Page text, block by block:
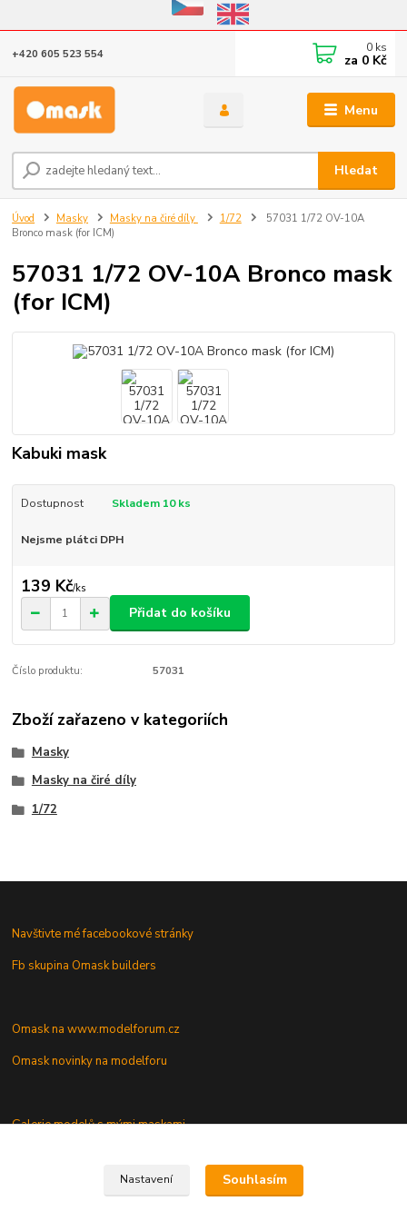
Eshop v provozu do 31.10.2026
Menu
Hledat
+420 605 523 554 0 ks
za 0 Kč
Úvod Masky Masky na čiré díly 1/72
57031 1/72 OV-10A
Bronco mask (for ICM)
57031 1/72 OV-10A Bronco mask
(for ICM)
Kabuki mask
Dostupnost Skladem 10 ks
Nejsme plátci DPH
139 Kč/ks
Přidat do košíku
Číslo produktu: 57031
Zboží zařazeno v kategoriích
Masky
Masky na čiré díly
1/72
Navštivte mé facebookové stránky
Fb skupina Omask builders
Omask na www.modelforum.cz
Omask novinky na modelforu
Galerie modelů s mými maskami
Nastavení Souhlasím